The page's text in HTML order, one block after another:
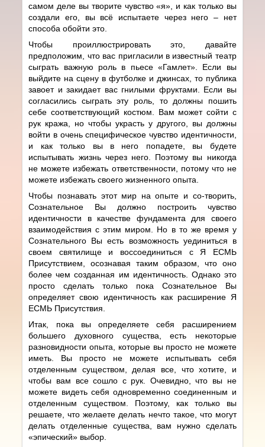
самом деле вы творите чувство «я», и как только вы
создали его, вы всё испытаете через него – нет
способа обойти это.
Чтобы проиллюстрировать это, давайте
предположим, что вас пригласили в известный театр
сыграть важную роль в пьесе «Гамлет». Если вы
выйдите на сцену в футболке и джинсах, то публика
завоет и закидает вас гнилыми фруктами. Если вы
согласились сыграть эту роль, то должны пошить
себе соответствующий костюм. Вам может сойти с
рук кража, но чтобы украсть у другого, вы должны
войти в очень специфическое чувство идентичности,
и как только вы в него попадете, вы будете
испытывать жизнь через него. Поэтому вы никогда
не можете избежать ответственности, потому что не
можете избежать своего жизненного опыта.
Чтобы познавать этот мир на опыте и со-творить,
Сознательное Вы должно построить чувство
идентичности в качестве фундамента для своего
взаимодействия с этим миром. Но в то же время у
Сознательного Вы есть возможность уединиться в
своем святилище и воссоединиться с Я ЕСМЬ
Присутствием, осознавая таким образом, что оно
более чем созданная им идентичность. Однако это
просто сделать только пока Сознательное Вы
определяет свою идентичность как расширение Я
ЕСМЬ Присутствия.
Итак, пока вы определяете себя расширением
большего духовного существа, есть некоторые
разновидности опыта, которые вы просто не можете
иметь. Вы просто не можете испытывать себя
отделенным существом, делая все, что хотите, и
чтобы вам все сошло с рук. Очевидно, что вы не
можете видеть себя одновременно соединенным и
отделенным существом. Поэтому, как только вы
решаете, что желаете делать нечто такое, что могут
делать отделенные существа, вам нужно сделать
«эпический» выбор.